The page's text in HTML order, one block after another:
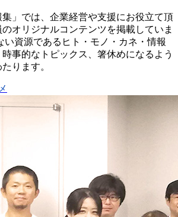
集」では、企業経営や支援にお役立て頂
オリジナルコンテンツを掲載していま
い資源であるヒト・モノ・カネ・情報
事的なトピックス、箸休めになるよう
ります。